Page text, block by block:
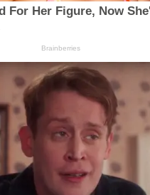
For Her Figure, Now
Brainberries